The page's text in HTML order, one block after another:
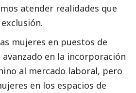
atender realidades que
mujeres en puestos de
en la incorporación
al mercado laboral, pero
en los espacios de